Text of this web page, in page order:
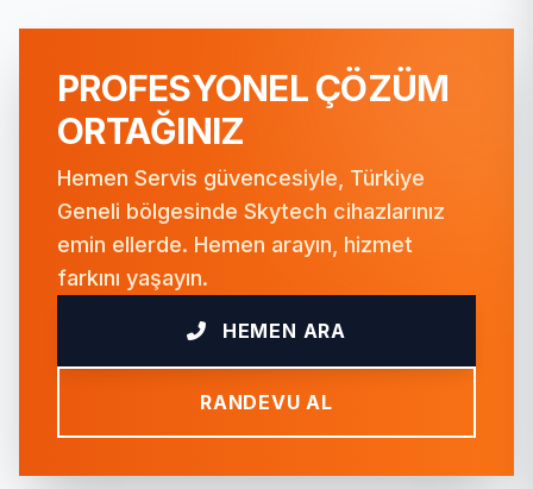
PROFESYONEL ÇÖZÜM
ORTAĞINIZ
Hemen Servis güvencesiyle, Türkiye
Geneli bölgesinde Skytech cihazlarınız
emin ellerde. Hemen arayın, hizmet
farkını yaşayın.
HEMEN ARA
RANDEVU AL